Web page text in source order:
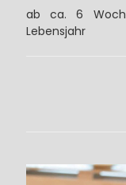
ab ca. 6
Lebensjahr